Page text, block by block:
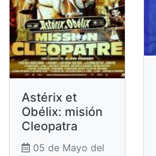
Astérix et
Obélix: misión
Cleopatra
05 de Mayo del